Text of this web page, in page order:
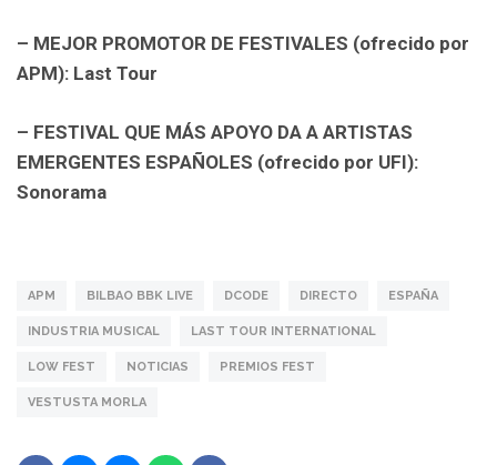
– MEJOR PROMOTOR DE FESTIVALES (ofrecido por
APM): Last Tour
– FESTIVAL QUE MÁS APOYO DA A ARTISTAS
EMERGENTES ESPAÑOLES (ofrecido por UFI):
Sonorama
APM BILBAO BBK LIVE DCODE DIRECTO ESPAÑA
INDUSTRIA MUSICAL LAST TOUR INTERNATIONAL
LOW FEST NOTICIAS PREMIOS FEST
VESTUSTA MORLA